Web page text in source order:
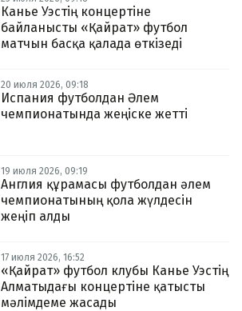
Канье Уэстің концертіне
байланысты «Қайрат» футбол
матчын басқа қалада өткізеді
20 июля 2026, 09:18
Испания футболдан Әлем
чемпионатында жеңіске жетті
19 июля 2026, 09:19
Англия құрамасы футболдан әлем
чемпионатының қола жүлдесін
жеңіп алды
17 июля 2026, 16:52
«Қайрат» футбол клубы Канье Уэстің
Алматыдағы концертіне қатысты
мәлімдеме жасады